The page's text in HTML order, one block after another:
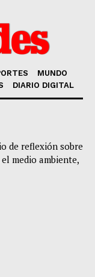
MUNDO
DIARIO DIGITAL
de reflexión sobre
medio ambiente,